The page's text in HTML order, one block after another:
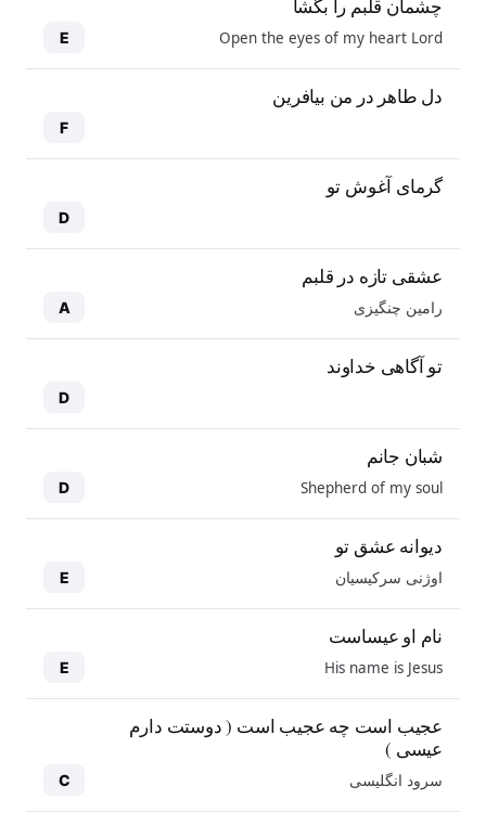
چشمان قلبم را بگشا
Open the eyes of my heart Lord
E
دل طاهر در من بیافرین
F
گرمای آغوش تو
D
عشقی تازه در قلبم
رامین چنگیزی A
تو آگاهی خداوند
D
شبان جانم
Shepherd of my soul
D
دیوانه عشق تو
اوژنی سرکیسیان E
نام او عیساست
His name is Jesus
E
عجیب است چه عجیب است ( دوستت دارم
عیسی )
سرود انگلیسی C